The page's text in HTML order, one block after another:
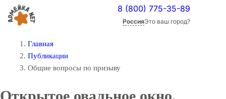
8 (800) 775-35-89
РоссияЭто ваш город?
Главная
Публикации
Общие вопросы по призыву